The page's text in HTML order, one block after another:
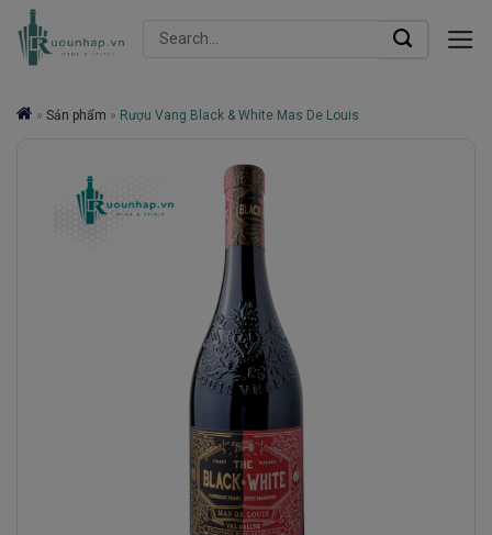
Skip
Search
» Sản phẩm » Rượu Vang Black & White Mas De Louis